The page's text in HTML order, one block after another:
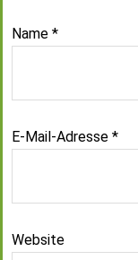
Name *
E-Mail-Adresse *
Website